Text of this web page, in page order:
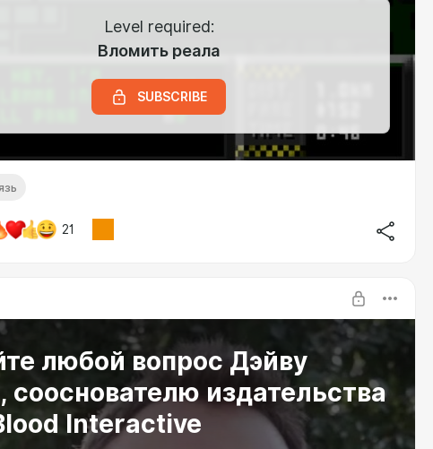
Level required:
Вломить реала
SUBSCRIBE
21
любой вопрос Дэйву
издательства
Interactive